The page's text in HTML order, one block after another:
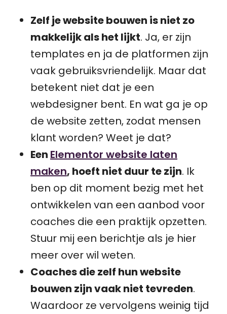
Zelf je website bouwen is niet zo
makkelijk als het lijkt. Ja, er zijn
templates en ja de platformen zijn
vaak gebruiksvriendelijk. Maar dat
betekent niet dat je een
webdesigner bent. En wat ga je op
de website zetten, zodat mensen
klant worden? Weet je dat?
Een Elementor website laten
maken, hoeft niet duur te zijn. Ik
ben op dit moment bezig met het
ontwikkelen van een aanbod voor
coaches die een praktijk opzetten.
Stuur mij een berichtje als je hier
meer over wil weten.
Coaches die zelf hun website
bouwen zijn vaak niet tevreden.
Waardoor ze vervolgens weinig tijd